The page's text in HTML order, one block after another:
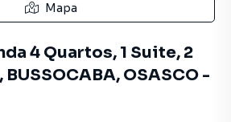
Mapa
4 Quartos, 1 Suite, 2
BUSSOCABA, OSASCO -